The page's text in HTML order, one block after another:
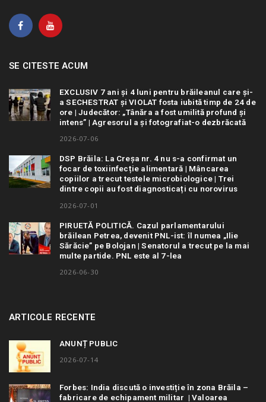
SE CITESTE ACUM
EXCLUSIV 7 ani și 4 luni pentru brăileanul care și-
a SECHESTRAT și VIOLAT fosta iubită timp de 24 de
ore | Judecător: „Tânăra a fost umilită profund și
intens” | Agresorul a și fotografiat-o dezbrăcată
2026-07-06
DSP Brăila: La Creșa nr. 4 nu s-a confirmat un
focar de toxiinfecție alimentară | Mâncarea
copiilor a trecut testele microbiologice | Trei
dintre copii au fost diagnosticați cu norovirus
2026-07-01
PIRUETĂ POLITICĂ. Cazul parlamentarului
brăilean Petrea, devenit PNL-ist: îl numea „Ilie
Sărăcie” pe Bolojan | Senatorul a trecut pe la mai
multe partide. PNL este al 7-lea
2026-06-30
ARTICOLE RECENTE
ANUNȚ PUBLIC
2026-07-14
Forbes: India discută o investiție în zona Brăila –
fabricare de echipament militar | Valoarea